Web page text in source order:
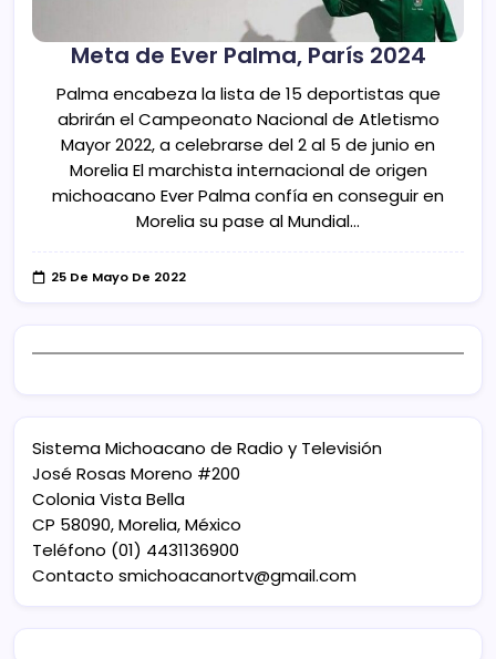
Meta de Ever Palma, París 2024
Palma encabeza la lista de 15 deportistas que
abrirán el Campeonato Nacional de Atletismo
Mayor 2022, a celebrarse del 2 al 5 de junio en
Morelia El marchista internacional de origen
michoacano Ever Palma confía en conseguir en
Morelia su pase al Mundial…
25 De Mayo De 2022
Sistema Michoacano de Radio y Televisión
José Rosas Moreno #200
Colonia Vista Bella
CP 58090, Morelia, México
Teléfono (01) 4431136900
Contacto smichoacanortv@gmail.com